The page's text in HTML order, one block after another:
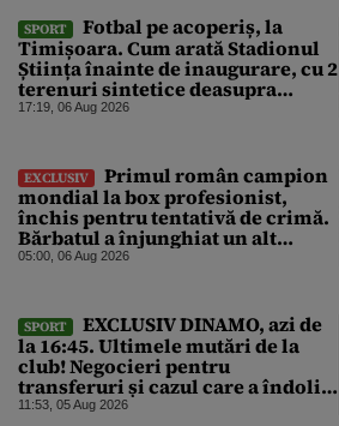
SPORT
Fotbal pe acoperiș, la
Timișoara. Cum arată Stadionul
Știința înainte de inaugurare, cu 2
terenuri sintetice deasupra
tribunei
17:19, 06 Aug 2026
EXCLUSIV
Primul român campion
mondial la box profesionist,
închis pentru tentativă de crimă.
Bărbatul a înjunghiat un alt
interlop periculos
05:00, 06 Aug 2026
SPORT
EXCLUSIV DINAMO, azi de
la 16:45. Ultimele mutări de la
club! Negocieri pentru
transferuri și cazul care a îndoliat
Dinamo
11:53, 05 Aug 2026